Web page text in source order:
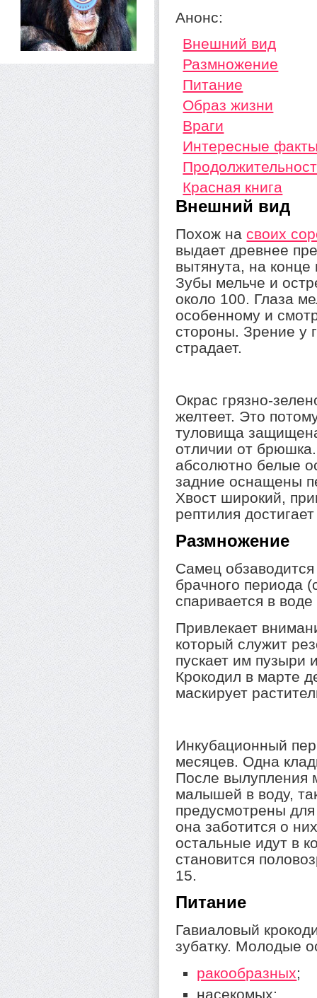
Анонс:
Внешний вид
Размножение
Питание
Образ жизни
Враги
Интересные
Красная книга
Внешний вид
Похож на своих
выдает древнее
вытянута, на
Зубы мельче и
около 100. Глаза
особенному и
стороны. Зрение у
страдает.
Окрас грязно-
желтеет. Это
туловища
отличии от
абсолютно белые
задние оснащены
Хвост широкий,
рептилия
Размножение
Самец
брачного периода
спаривается в
Привлекает
который служит
пускает им пузыри
Крокодил в марте
маскирует
Инкубационный
месяцев. Одна
После вылупления
малышей в воду,
предусмотрены
она заботится о
остальные идут в
становится
15.
Питание
Гавиаловый
зубатку. Молодые
ракообразных;
насекомых;